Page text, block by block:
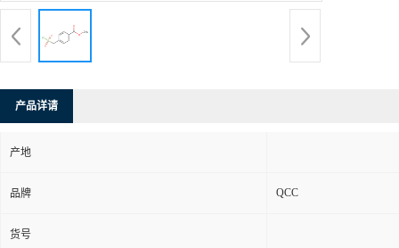
产品详请
产地
品牌 QCC
货号